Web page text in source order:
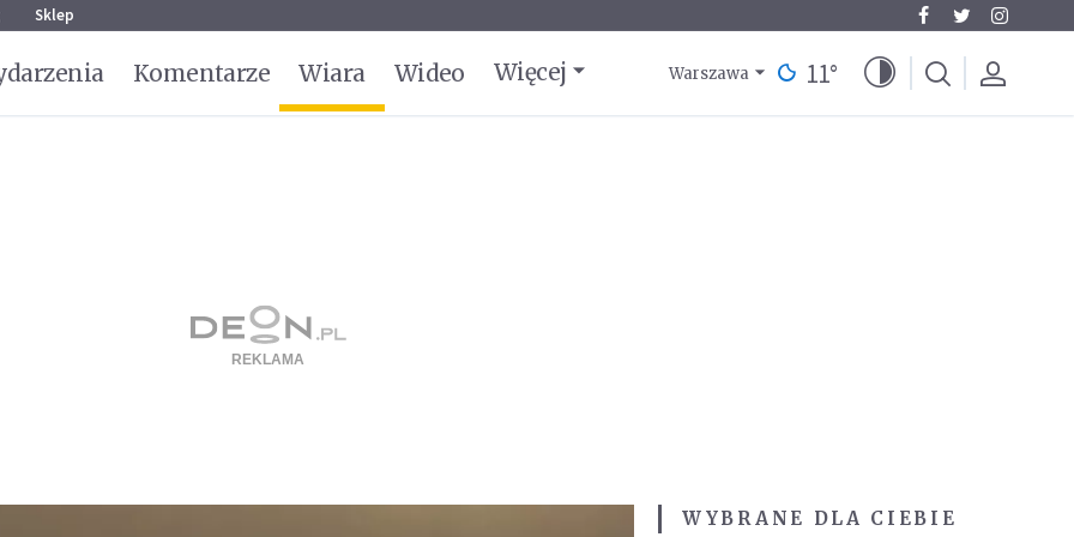
Sklep
Komentarze Wiara Wideo Więcej Warszawa 11°
WYBRANE DLA CIEBIE